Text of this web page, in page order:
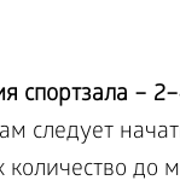
спортзала –
следует
до